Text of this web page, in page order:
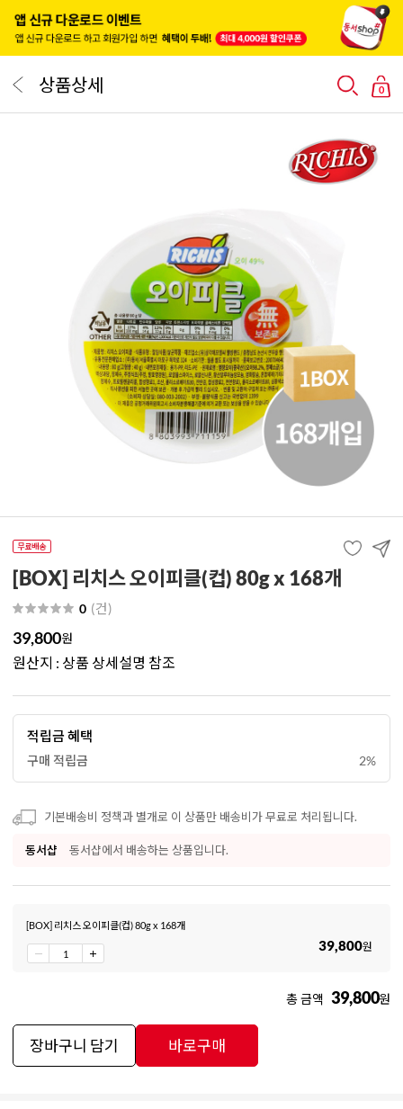
상품상세 0
[BOX] 리치스 오이피클(컵) 80g x 168개
0 (건)
39,800원
원산지 : 상품 상세설명 참조
적립금 혜택
구매 적립금 2%
기본배송비 정책과 별개로 이 상품만 배송비가 무료로 처리됩니다.
동서샵 동서샵에서 배송하는 상품입니다.
[BOX] 리치스 오이피클(컵) 80g x 168개
39,800원
총 금액 39,800원
장바구니 담기 바로구매